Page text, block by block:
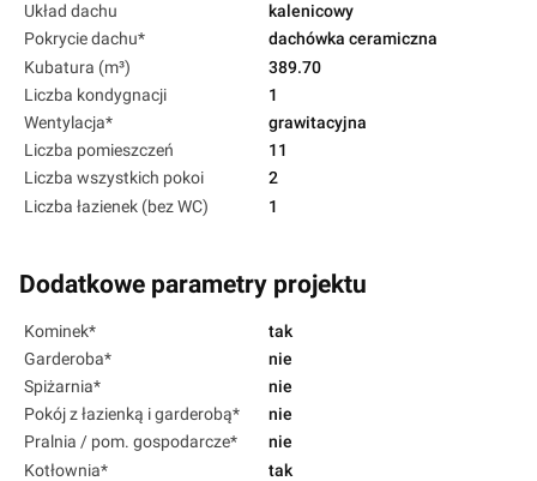
Układ dachu
kalenicowy
Pokrycie dachu*
dachówka ceramiczna
Kubatura (m³)
389.70
Liczba kondygnacji
1
Wentylacja*
grawitacyjna
Liczba pomieszczeń
11
Liczba wszystkich pokoi
2
Liczba łazienek (bez WC)
1
Dodatkowe parametry projektu
Kominek*
tak
Garderoba*
nie
Spiżarnia*
nie
Pokój z łazienką i garderobą*
nie
Pralnia / pom. gospodarcze*
nie
Kotłownia*
tak